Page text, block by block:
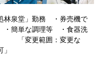
林泉堂」勤務 ・券売機で
簡単な調理等 ・食器洗
「変更範囲：変更な
」